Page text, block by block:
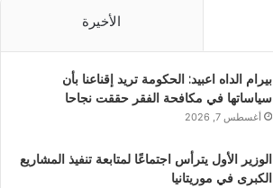
الأخيرة
بيرام الداه اعبيد: الحكومة تريد إقناعنا بأن
سياساتها في مكافحة الفقر حققت نجاحا
أغسطس 7, 2026
الوزير الأول يترأس اجتماعًا لمتابعة تنفيذ المشاريع
الكبرى في موريتانيا